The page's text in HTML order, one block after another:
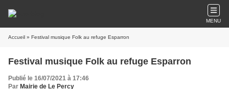
MENU
Accueil » Festival musique Folk au refuge Esparron
Festival musique Folk au refuge Esparron
Publié le 16/07/2021 à 17:46
Par Mairie de Le Percy